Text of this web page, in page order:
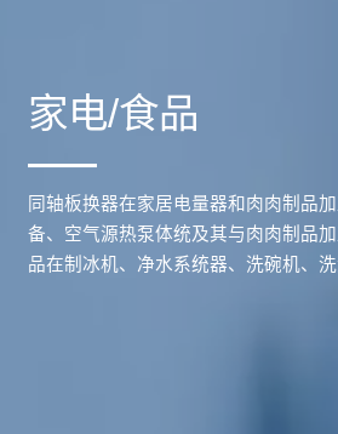
家电/食品
同轴板换器在家居电量器和肉肉制品
备、空气源热泵体统及其与肉肉制品
品在制冰机、净水系统器、洗碗机、